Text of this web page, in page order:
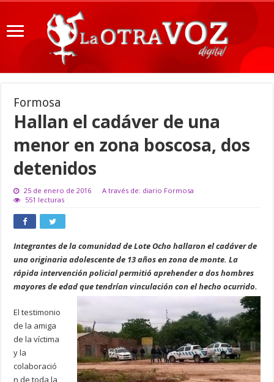
Formosa
Hallan el cadáver de una
menor en zona boscosa, dos
detenidos
25 de enero de 2016
A través de: diario Formosa
551 lecturas
Integrantes de la comunidad de Lote Ocho hallaron el cadáver de
una originaria adolescente de 13 años en zona de monte. La
rápida intervención policial permitió aprehender a dos hombres
mayores de edad que tendrían vinculación con el hecho ocurrido.
El testimonio
de la amiga
de la víctima
y la
colaboració
n de toda la